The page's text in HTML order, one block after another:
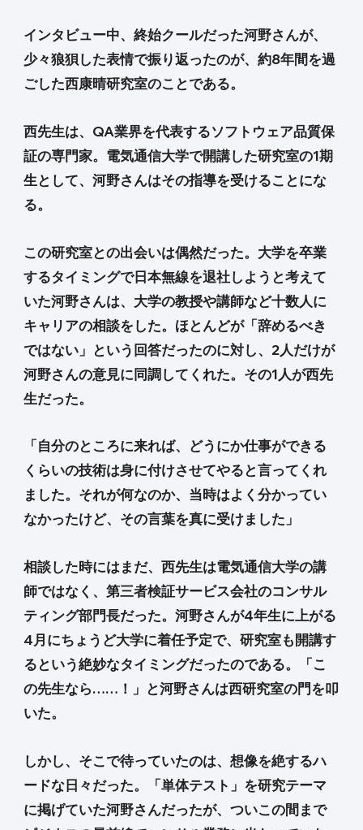
インタビュー中、終始クールだった河野さんが、
少々狼狽した表情で振り返ったのが、約8年間を過
ごした西康晴研究室のことである。
西先生は、QA業界を代表するソフトウェア品質保
証の専門家。電気通信大学で開講した研究室の1期
生として、河野さんはその指導を受けることにな
る。
この研究室との出会いは偶然だった。大学を卒業
するタイミングで日本無線を退社しようと考えて
いた河野さんは、大学の教授や講師など十数人に
キャリアの相談をした。ほとんどが「辞めるべき
ではない」という回答だったのに対し、2人だけが
河野さんの意見に同調してくれた。その1人が西先
生だった。
「自分のところに来れば、どうにか仕事ができる
くらいの技術は身に付けさせてやると言ってくれ
ました。それが何なのか、当時はよく分かってい
なかったけど、その言葉を真に受けました」
相談した時にはまだ、西先生は電気通信大学の講
師ではなく、第三者検証サービス会社のコンサル
ティング部門長だった。河野さんが4年生に上がる
4月にちょうど大学に着任予定で、研究室も開講す
るという絶妙なタイミングだったのである。「こ
の先生なら……！」と河野さんは西研究室の門を叩
いた。
しかし、そこで待っていたのは、想像を絶するハ
ードな日々だった。「単体テスト」を研究テーマ
に掲げていた河野さんだったが、ついこの間まで